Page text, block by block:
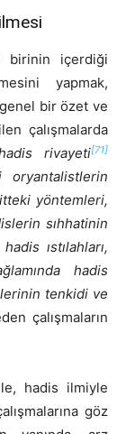
birinin içerdiği
yapmak,
bir özet ve
çalışmalarda
rivayeti[71]
oryantalistlerin
yöntemleri,
sıhhatinin
ıstılahları,
hadis
tenkidi ve
çalışmaların
hadis ilmiyle
göz